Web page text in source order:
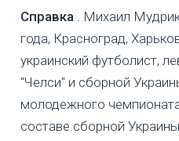
Справка . Михаил
года, Красноград,
украинский футболист,
"Челси" и сборной
молодежного
составе сборной